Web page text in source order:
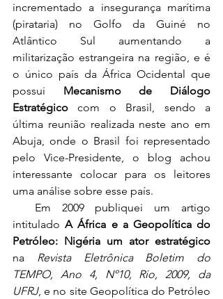
incrementado a insegurança marítima
(pirataria) no Golfo da Guiné no
Atlântico Sul aumentando a
militarização estrangeira na região, e é
o único país da África Ocidental que
possui Mecanismo de Diálogo
Estratégico com o Brasil, sendo a
última reunião realizada neste ano em
Abuja, onde o Brasil foi representado
pelo Vice-Presidente, o blog achou
interessante colocar para os leitores
uma análise sobre esse país.
intitulado A África e a Geopolítica do
na
Revista Eletrônica Boletim do
TEMPO, Ano 4, Nº10, Rio, 2009, da
UFRJ, e no site Geopolítica do Petróleo